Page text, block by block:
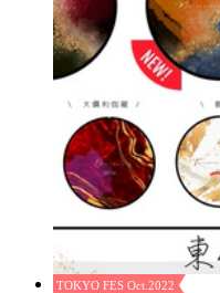
TOKYO FES Oct.2022